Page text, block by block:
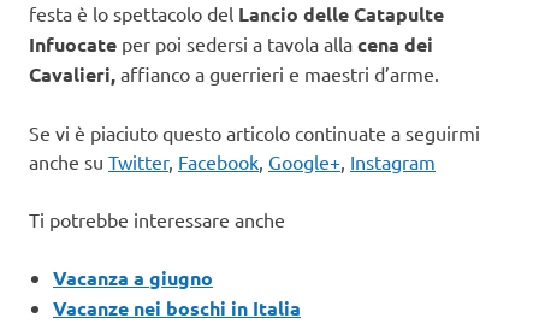
festa è lo spettacolo del Lancio delle Catapulte
Infuocate per poi sedersi a tavola alla cena dei
Cavalieri, affianco a guerrieri e maestri d’arme.
Se vi è piaciuto questo articolo continuate a seguirmi
anche su Twitter, Facebook, Google+, Instagram
Ti potrebbe interessare anche
Vacanza a giugno
Vacanze nei boschi in Italia